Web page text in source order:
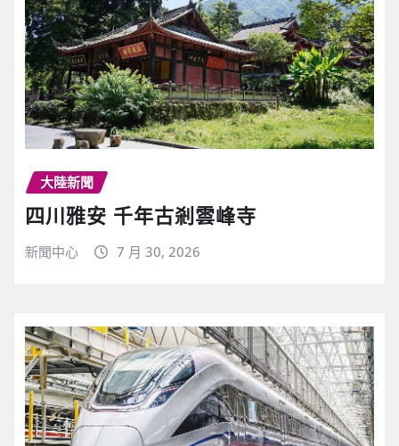
大陸新聞
四川雅安 千年古剎雲峰寺
新聞中心 7 月 30, 2026